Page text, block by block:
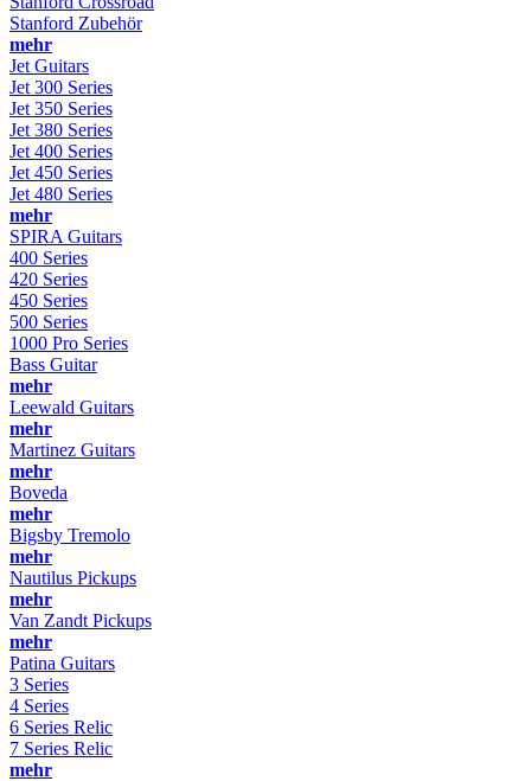
Stanford Zubehör
mehr
Jet Guitars
Jet 300 Series
Jet 350 Series
Jet 380 Series
Jet 400 Series
Jet 450 Series
Jet 480 Series
mehr
SPIRA Guitars
400 Series
420 Series
450 Series
500 Series
1000 Pro Series
Bass Guitar
mehr
Leewald Guitars
mehr
Martinez Guitars
mehr
Boveda
mehr
Bigsby Tremolo
mehr
Nautilus Pickups
mehr
Van Zandt Pickups
mehr
Patina Guitars
3 Series
4 Series
6 Series Relic
7 Series Relic
mehr